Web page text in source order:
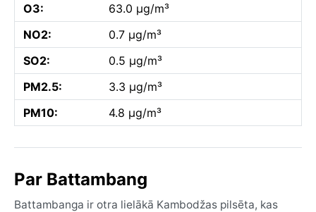
O3:
63.0 µg/m³
NO2:
0.7 µg/m³
SO2:
0.5 µg/m³
PM2.5:
3.3 µg/m³
PM10:
4.8 µg/m³
Par Battambang
Battambanga ir otra lielākā Kambodžas pilsēta, kas